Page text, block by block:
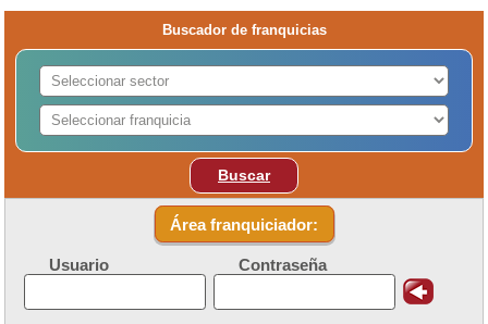
Buscador de franquicias
Buscar
Área franquiciador:
Usuario Contraseña